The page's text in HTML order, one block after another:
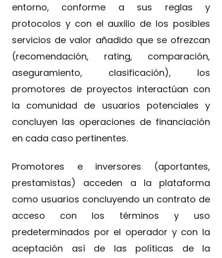
entorno, conforme a sus reglas y
protocolos y con el auxilio de los posibles
servicios de valor añadido que se ofrezcan
(recomendación, rating, comparación,
aseguramiento, clasificación), los
promotores de proyectos interactúan con
la comunidad de usuarios potenciales y
concluyen las operaciones de financiación
en cada caso pertinentes.
Promotores e inversores (aportantes,
prestamistas) acceden a la plataforma
como usuarios concluyendo un contrato de
acceso con los términos y uso
predeterminados por el operador y con la
aceptación así de las políticas de la